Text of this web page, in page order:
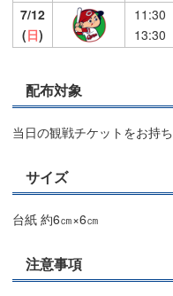
7/12
(日)
11:30
13:30
配布対象
当日の観戦チケットをお持
サイズ
台紙 約6㎝×6㎝
注意事項